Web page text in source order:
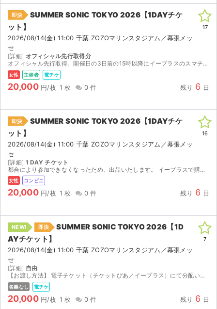
即決
SUMMER SONIC TOKYO 2026【1DAYチケ
ット】
2026/08/14(金) 11:00 千葉 ZOZOマリンスタジアム／幕張メッ
セ
[詳細] オフィシャル先行取得分
オフィシャル先行取得。開催日の3日前の15時以降にイープラスのスマチケで分配予定。
女性 主催者 電チケ
20,000 円/枚 1 枚 0 件 残り 6 日
17
即決
SUMMER SONIC TOKYO 2026【1DAYチケ
ット】
2026/08/14(金) 11:00 千葉 ZOZOマリンスタジアム／幕張メッ
セ
[詳細] 1 DAY チケット
都合により参加できなくなったため、出品いたします。 イープラスで購入したチケットです。 ご入金確認後、8月11日14:00以降にセブンイレブンでの発券番号をお伝えします。 発券の際に店頭発券手数...
女性 コンビニ
20,000 円/枚 1 枚 0 件 残り 6 日
16
NEW! 即決
SUMMER SONIC TOKYO 2026【1D
AYチケット】
2026/08/14(金) 11:00 千葉 ZOZOマリンスタジアム／幕張メッ
セ
[詳細] 自由
【お渡し方法】 電子チケット（チケットぴあ／イープラス）にて分配いたします。 分配可能になり次第、取引連絡にてURLをお送りします。 【注意事項】 公演が中止となった場合のみ、手数料を差し引い...
名義なし 電チケ
20,000 円/枚 1 枚 0 件 残り 6 日
7